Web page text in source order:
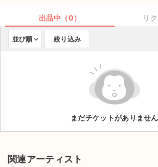
チケットのリクエスト一覧
取扱チケット
ライブ・コンサート（国内）
ライブ・コンサート（海外）
スポーツ
演劇・ミュージカル
出品中（0） リ
並び順 絞り込み
まだチケットがありません
関連アーティスト